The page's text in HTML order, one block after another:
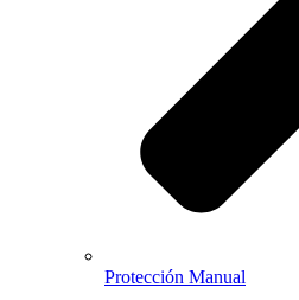
Protección Manual